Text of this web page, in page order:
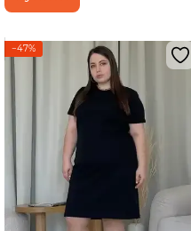
−47%